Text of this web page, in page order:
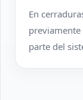
En
previamente
parte del